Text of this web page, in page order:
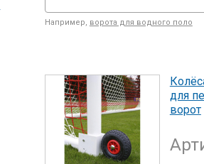
Например, ворота для водного поло
для
ворот